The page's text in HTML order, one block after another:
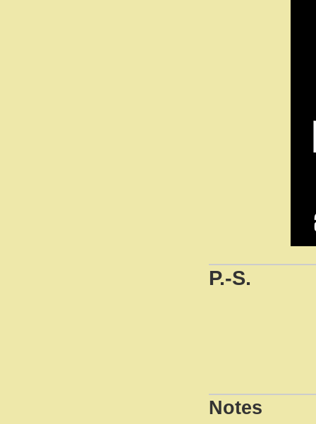
P.-S.
Notes